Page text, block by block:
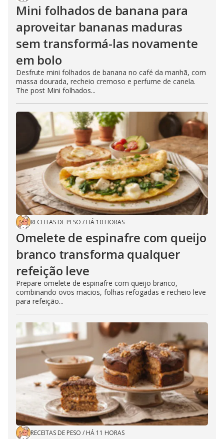
Mini folhados de banana para
aproveitar bananas maduras
sem transformá-las novamente
em bolo
Desfrute mini folhados de banana no café da manhã, com
massa dourada, recheio cremoso e perfume de canela.
The post Mini folhados...
RECEITAS DE PESO / HÁ 10 HORAS
Omelete de espinafre com queijo
branco transforma qualquer
refeição leve
Prepare omelete de espinafre com queijo branco,
combinando ovos macios, folhas refogadas e recheio leve
para refeição...
RECEITAS DE PESO / HÁ 11 HORAS